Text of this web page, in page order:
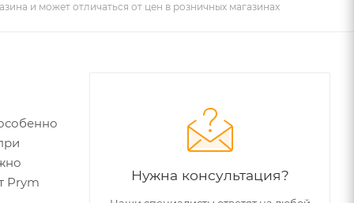
и может отличаться от цен в розничных магазинах
Prym
Нужна консультация?